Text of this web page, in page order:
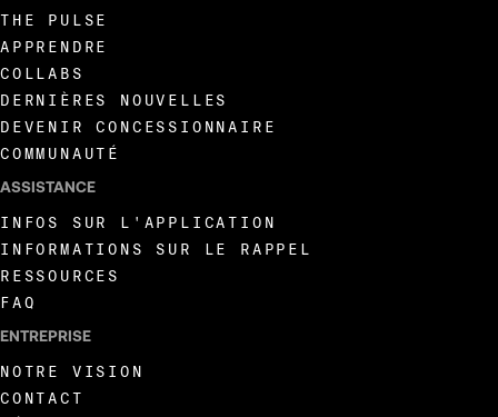
THE PULSE
APPRENDRE
COLLABS
DERNIÈRES NOUVELLES
DEVENIR CONCESSIONNAIRE
COMMUNAUTÉ
ASSISTANCE
INFOS SUR L'APPLICATION
INFORMATIONS SUR LE RAPPEL
RESSOURCES
FAQ
ENTREPRISE
NOTRE VISION
CONTACT